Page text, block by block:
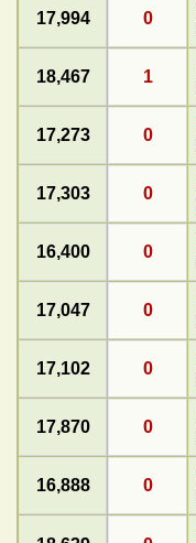
0
17,994
1
18,467
0
17,273
0
17,303
0
16,400
0
17,047
0
17,102
0
17,870
0
16,888